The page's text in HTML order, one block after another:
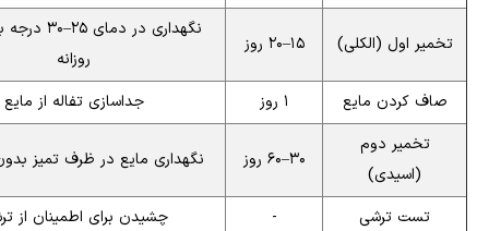
تخمیر اول (الکلی) ۱۵–۲۰ روز
نگهداری در
روزانه
صاف کردن مایع
۱ روز
جداسازی تفاله از مایع
تخمیر دوم
(اسیدی)
۳۰–۶۰ روز نگهداری مایع در ظرف تمیز
تست ترشی - چشیدن برای اطمینان از